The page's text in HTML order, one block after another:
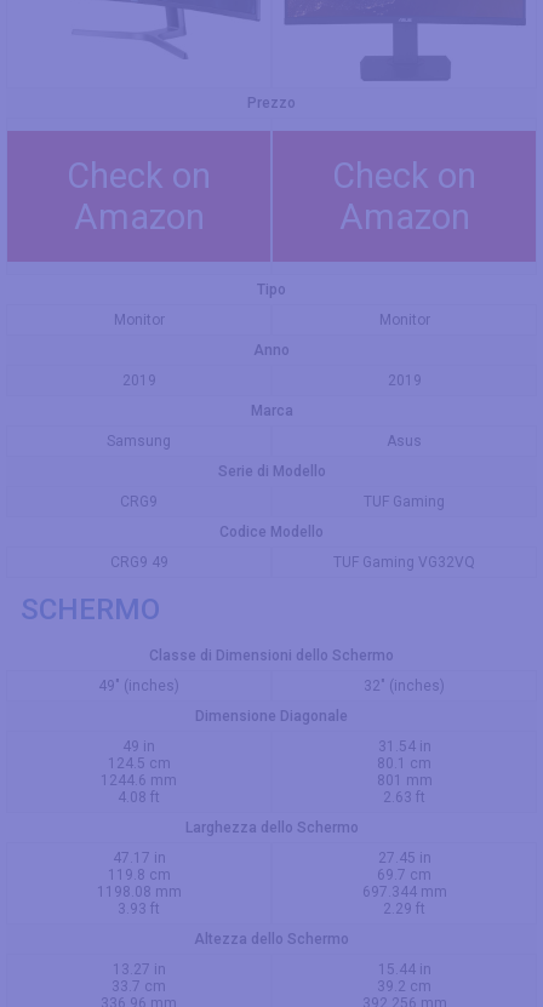
Prezzo
Check on
Amazon
Check on
Amazon
Tipo
Monitor
Monitor
Anno
2019
2019
Marca
Samsung
Asus
Serie di Modello
CRG9
TUF Gaming
Codice Modello
CRG9 49
TUF Gaming VG32VQ
SCHERMO
Classe di Dimensioni dello Schermo
49" (inches)
32" (inches)
Dimensione Diagonale
49 in
124.5 cm
1244.6 mm
4.08 ft
31.54 in
80.1 cm
801 mm
2.63 ft
Larghezza dello Schermo
47.17 in
119.8 cm
1198.08 mm
3.93 ft
27.45 in
69.7 cm
697.344 mm
2.29 ft
Altezza dello Schermo
13.27 in
33.7 cm
336.96 mm
15.44 in
39.2 cm
392.256 mm